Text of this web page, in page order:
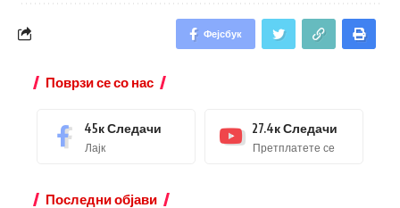
Фејсбук
Поврзи се со нас
45кСледачи
Лајк
27.4кСледачи
Претплатете се
Последни објави